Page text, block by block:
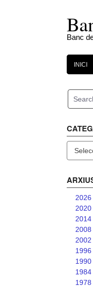
Banc
INICI
2026
2020
2014
2008
2002
1996
1990
1984
1978